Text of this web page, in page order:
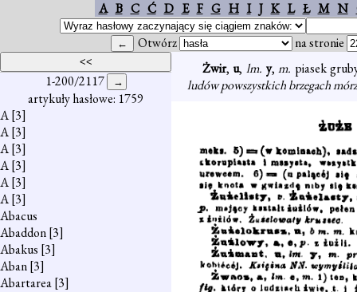
A B C Ć D E F G H I J K L Ł M N
Otwórz na stronie
1-200/2117
artykuły hasłowe: 1759
A[3]
A[3]
A[3]
A[3]
A[3]
A[3]
Abacus
Abaddon[3]
Abakus [3]
Aban[3]
Abartarea[3]
Żwir, u, lm. y,m. piasek
ludów powszystkich brzegach